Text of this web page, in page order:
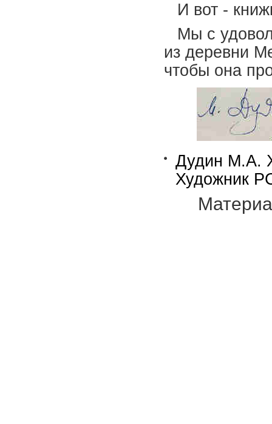
И вот -
Мы с
из деревни
чтобы она
Дудин М.А.
Художник